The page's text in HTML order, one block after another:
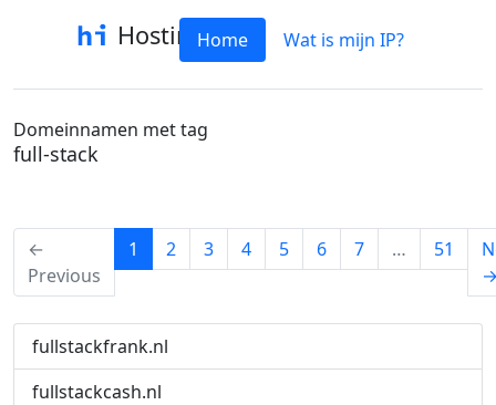
HostinfoHome Wat is mijn IP?
Domeinnamen met tag
full-stack
←
Previous
1 (current)
2 3 4 5 6 7 … 51
fullstackfrank.nl
fullstackcash.nl